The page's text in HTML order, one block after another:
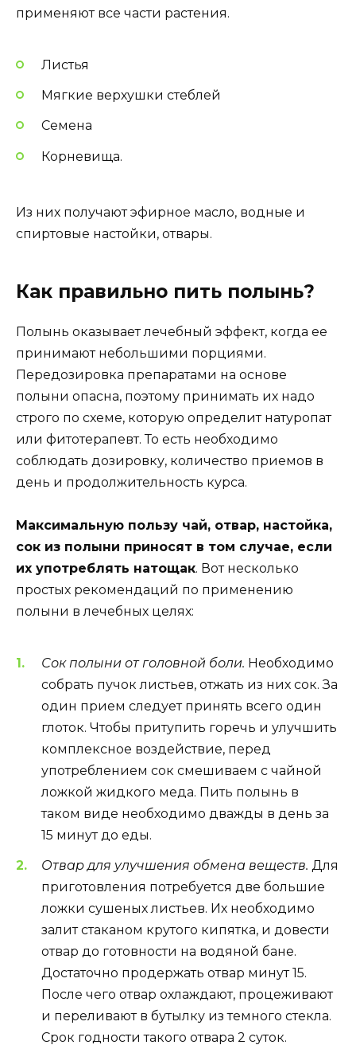
применяют все части растения.
Листья
Мягкие верхушки стеблей
Семена
Корневища.
Из них получают эфирное масло, водные и
спиртовые настойки, отвары.
Как правильно пить полынь?
Полынь оказывает лечебный эффект, когда ее
принимают небольшими порциями.
Передозировка препаратами на основе
полыни опасна, поэтому принимать их надо
строго по схеме, которую определит натуропат
или фитотерапевт. То есть необходимо
соблюдать дозировку, количество приемов в
день и продолжительность курса.
Максимальную пользу чай, отвар, настойка,
сок из полыни приносят в том случае, если
их употреблять натощак. Вот несколько
простых рекомендаций по применению
полыни в лечебных целях:
Сок полыни от головной боли. Необходимо
собрать пучок листьев, отжать из них сок. За
один прием следует принять всего один
глоток. Чтобы притупить горечь и улучшить
комплексное воздействие, перед
употреблением сок смешиваем с чайной
ложкой жидкого меда. Пить полынь в
таком виде необходимо дважды в день за
15 минут до еды.
Отвар для улучшения обмена веществ. Для
приготовления потребуется две большие
ложки сушеных листьев. Их необходимо
залит стаканом крутого кипятка, и довести
отвар до готовности на водяной бане.
Достаточно продержать отвар минут 15.
После чего отвар охлаждают, процеживают
и переливают в бутылку из темного стекла.
Срок годности такого отвара 2 суток.